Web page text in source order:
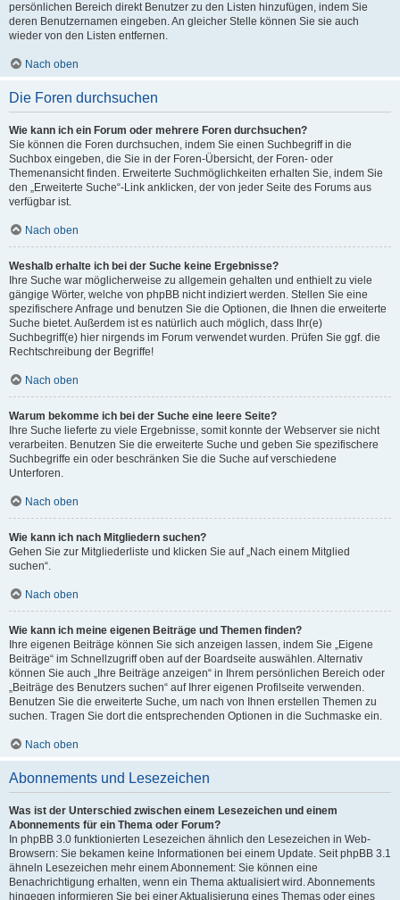
persönlichen Bereich direkt Benutzer zu den Listen hinzufügen, indem Sie
deren Benutzernamen eingeben. An gleicher Stelle können Sie sie auch
wieder von den Listen entfernen.
Nach oben
Die Foren durchsuchen
Wie kann ich ein Forum oder mehrere Foren durchsuchen?
Sie können die Foren durchsuchen, indem Sie einen Suchbegriff in die
Suchbox eingeben, die Sie in der Foren-Übersicht, der Foren- oder
Themenansicht finden. Erweiterte Suchmöglichkeiten erhalten Sie, indem Sie
den „Erweiterte Suche“-Link anklicken, der von jeder Seite des Forums aus
verfügbar ist.
Nach oben
Weshalb erhalte ich bei der Suche keine Ergebnisse?
Ihre Suche war möglicherweise zu allgemein gehalten und enthielt zu viele
gängige Wörter, welche von phpBB nicht indiziert werden. Stellen Sie eine
spezifischere Anfrage und benutzen Sie die Optionen, die Ihnen die erweiterte
Suche bietet. Außerdem ist es natürlich auch möglich, dass Ihr(e)
Suchbegriff(e) hier nirgends im Forum verwendet wurden. Prüfen Sie ggf. die
Rechtschreibung der Begriffe!
Nach oben
Warum bekomme ich bei der Suche eine leere Seite?
Ihre Suche lieferte zu viele Ergebnisse, somit konnte der Webserver sie nicht
verarbeiten. Benutzen Sie die erweiterte Suche und geben Sie spezifischere
Suchbegriffe ein oder beschränken Sie die Suche auf verschiedene
Unterforen.
Nach oben
Wie kann ich nach Mitgliedern suchen?
Gehen Sie zur Mitgliederliste und klicken Sie auf „Nach einem Mitglied
suchen“.
Nach oben
Wie kann ich meine eigenen Beiträge und Themen finden?
Ihre eigenen Beiträge können Sie sich anzeigen lassen, indem Sie „Eigene
Beiträge“ im Schnellzugriff oben auf der Boardseite auswählen. Alternativ
können Sie auch „Ihre Beiträge anzeigen“ in Ihrem persönlichen Bereich oder
„Beiträge des Benutzers suchen“ auf Ihrer eigenen Profilseite verwenden.
Benutzen Sie die erweiterte Suche, um nach von Ihnen erstellen Themen zu
suchen. Tragen Sie dort die entsprechenden Optionen in die Suchmaske ein.
Nach oben
Abonnements und Lesezeichen
Was ist der Unterschied zwischen einem Lesezeichen und einem
Abonnements für ein Thema oder Forum?
In phpBB 3.0 funktionierten Lesezeichen ähnlich den Lesezeichen in Web-
Browsern: Sie bekamen keine Informationen bei einem Update. Seit phpBB 3.1
ähneln Lesezeichen mehr einem Abonnement: Sie können eine
Benachrichtigung erhalten, wenn ein Thema aktualisiert wird. Abonnements
hingegen informieren Sie bei einer Aktualisierung eines Themas oder eines